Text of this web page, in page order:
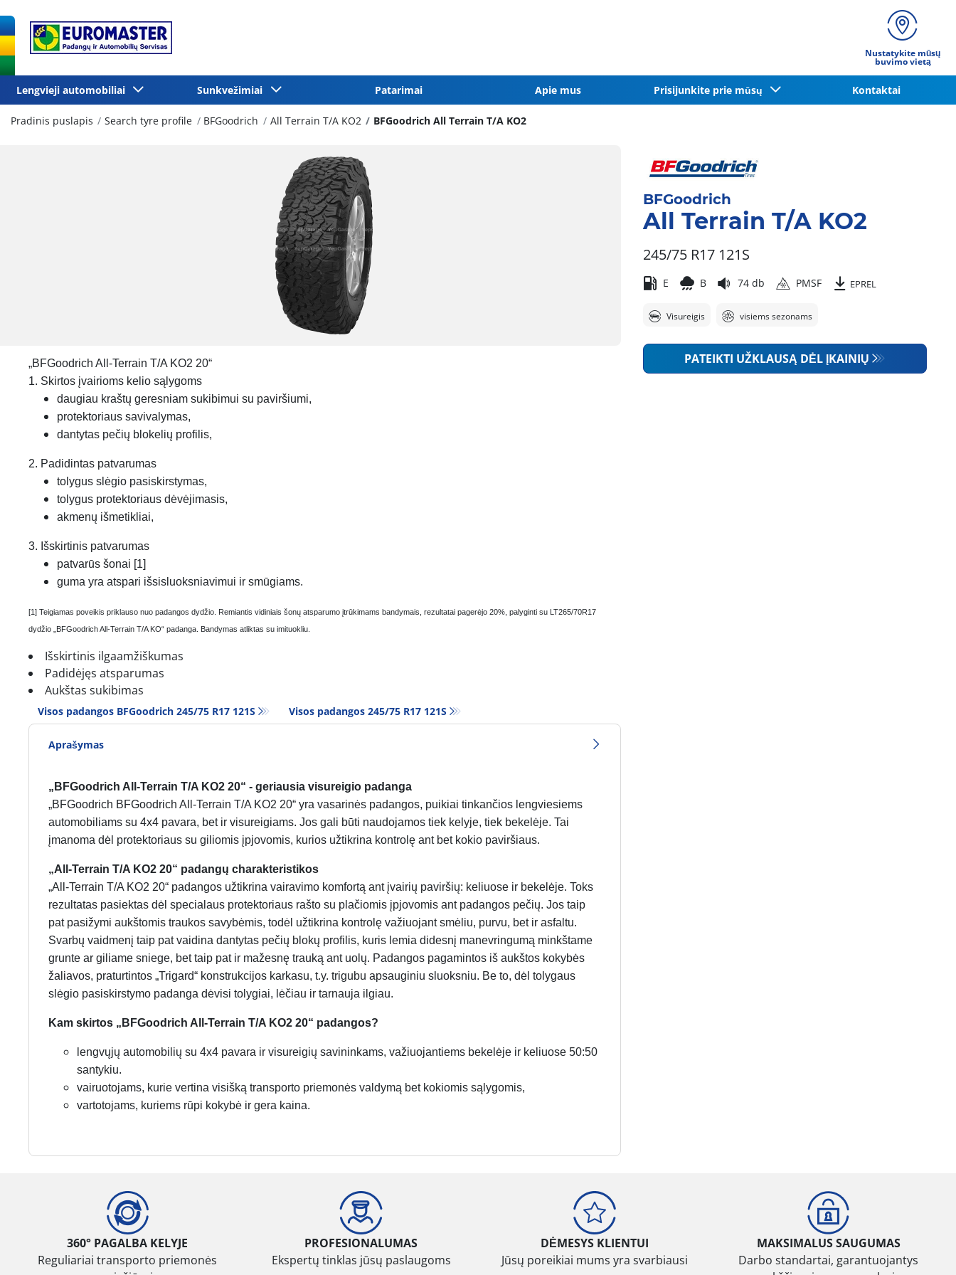
Nustatykite mūsų
buvimo vietą
Lengvieji automobiliai Sunkvežimiai Patarimai Apie mus Prisijunkite prie mūsų Kontaktai
Pradinis puslapis Search tyre profile BFGoodrich All Terrain T/A KO2 BFGoodrich All Terrain T/A KO2
„BFGoodrich All-Terrain T/A KO2 20“
1. Skirtos įvairioms kelio sąlygoms
daugiau kraštų geresniam sukibimui su paviršiumi,
protektoriaus savivalymas,
dantytas pečių blokelių profilis,
2. Padidintas patvarumas
tolygus slėgio pasiskirstymas,
tolygus protektoriaus dėvėjimasis,
akmenų išmetikliai,
3. Išskirtinis patvarumas
patvarūs šonai [1]
guma yra atspari išsisluoksniavimui ir smūgiams.
[1] Teigiamas poveikis priklauso nuo padangos dydžio. Remiantis vidiniais šonų atsparumo įtrūkimams bandymais, rezultatai pagerėjo 20%, palyginti su LT265/70R17
dydžio „BFGoodrich All-Terrain T/A KO“ padanga. Bandymas atliktas su imituokliu.
Išskirtinis ilgaamžiškumas
Padidėjęs atsparumas
Aukštas sukibimas
Visos padangos BFGoodrich 245/75 R17 121S Visos padangos‎ 245/75 R17 121S
Aprašymas
„BFGoodrich All-Terrain T/A KO2 20“ - geriausia visureigio padanga
„BFGoodrich BFGoodrich All-Terrain T/A KO2 20“ yra vasarinės padangos, puikiai tinkančios lengviesiems
automobiliams su 4x4 pavara, bet ir visureigiams. Jos gali būti naudojamos tiek kelyje, tiek bekelėje. Tai
įmanoma dėl protektoriaus su giliomis įpjovomis, kurios užtikrina kontrolę ant bet kokio paviršiaus.
„All-Terrain T/A KO2 20“ padangų charakteristikos
„All-Terrain T/A KO2 20“ padangos užtikrina vairavimo komfortą ant įvairių paviršių: keliuose ir bekelėje. Toks
rezultatas pasiektas dėl specialaus protektoriaus rašto su plačiomis įpjovomis ant padangos pečių. Jos taip
pat pasižymi aukštomis traukos savybėmis, todėl užtikrina kontrolę važiuojant smėliu, purvu, bet ir asfaltu.
Svarbų vaidmenį taip pat vaidina dantytas pečių blokų profilis, kuris lemia didesnį manevringumą minkštame
grunte ar giliame sniege, bet taip pat ir mažesnę trauką ant uolų. Padangos pagamintos iš aukštos kokybės
žaliavos, praturtintos „Trigard“ konstrukcijos karkasu, t.y. trigubu apsauginiu sluoksniu. Be to, dėl tolygaus
slėgio pasiskirstymo padanga dėvisi tolygiai, lėčiau ir tarnauja ilgiau.
Kam skirtos „BFGoodrich All-Terrain T/A KO2 20“ padangos?
lengvųjų automobilių su 4x4 pavara ir visureigių savininkams, važiuojantiems bekelėje ir keliuose 50:50
santykiu.
vairuotojams, kurie vertina visišką transporto priemonės valdymą bet kokiomis sąlygomis,
vartotojams, kuriems rūpi kokybė ir gera kaina.
BFGoodrich
All Terrain T/A KO2
245/75 R17 121S
E B 74 db PMSF EPREL
Visureigis visiems sezonams
PATEIKTI UŽKLAUSĄ DĖL ĮKAINIŲ
360° PAGALBA KELYJE
Reguliariai transporto priemonės
PROFESIONALUMAS
Ekspertų tinklas jūsų paslaugoms
DĖMESYS KLIENTUI
Jūsų poreikiai mums yra svarbiausi
MAKSIMALUS SAUGUMAS
Darbo standartai, garantuojantys